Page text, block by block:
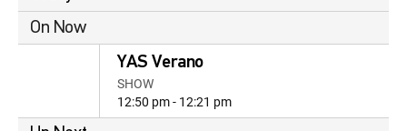
On Now
YAS Verano
SHOW
12:50 pm - 12:21 pm